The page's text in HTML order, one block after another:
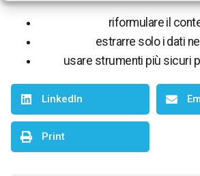
riformulare il
estrarre solo i dati
usare strumenti più sicuri
LinkedIn
Print